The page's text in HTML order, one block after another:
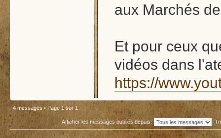
aux Marchés
Et pour ceux
vidéos dans
https://
4 messages • Page 1 sur 1
Afficher les messages publiés depuis: